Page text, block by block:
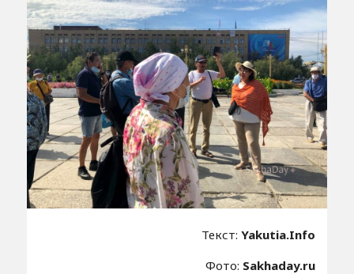
Текст:Yakutia.Info
Фото: Sakhaday.ru